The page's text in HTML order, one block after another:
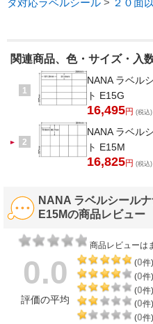
関連商品、色・サイズ・入
1
NANA ラベル
ト E15G
16,495円 (税込)
2
NANA ラベル
ト E15M
16,825円 (税込)
NANA ラベルシール
E15Mの商品レビュー
商品レビューは
0.0
評価の平均
(0件)
(0件)
(0件)
(0件)
(0件)